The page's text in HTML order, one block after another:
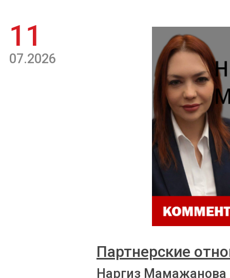
11
07.2026
Партнерские
Наргиз